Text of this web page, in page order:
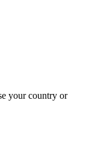
your country or